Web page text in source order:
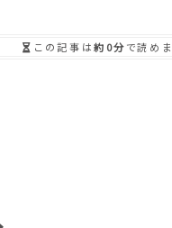
この記事は約0分で読めま